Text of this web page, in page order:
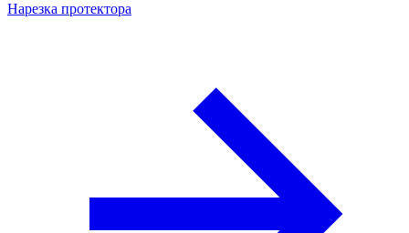
Нарезка протектора